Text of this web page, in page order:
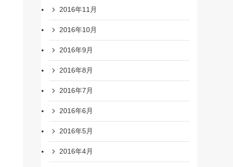
2016年11月
2016年10月
2016年9月
2016年8月
2016年7月
2016年6月
2016年5月
2016年4月